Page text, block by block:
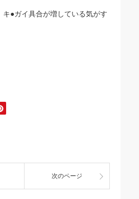
キ●ガイ具合が増している気がす
次のページ